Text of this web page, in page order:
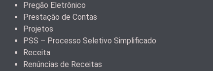
Pregão Eletrônico
Prestação de Contas
Projetos
PSS – Processo Seletivo Simplificado
Receita
Renúncias de Receitas